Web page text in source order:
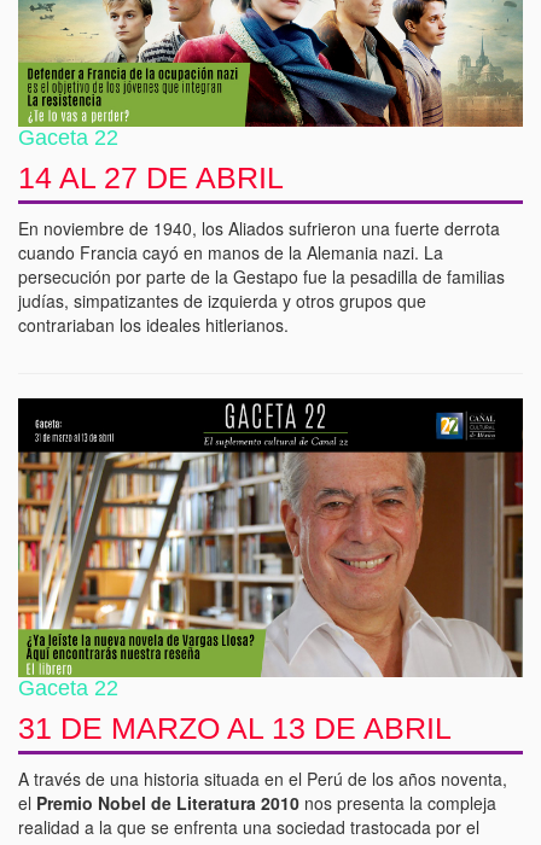
Gaceta 22
14 AL 27 DE ABRIL
En noviembre de 1940, los Aliados sufrieron una fuerte derrota
cuando Francia cayó en manos de la Alemania nazi. La
persecución por parte de la Gestapo fue la pesadilla de familias
judías, simpatizantes de izquierda y otros grupos que
contrariaban los ideales hitlerianos.
Gaceta 22
31 DE MARZO AL 13 DE ABRIL
A través de una historia situada en el Perú de los años noventa,
el Premio Nobel de Literatura 2010 nos presenta la compleja
realidad a la que se enfrenta una sociedad trastocada por el